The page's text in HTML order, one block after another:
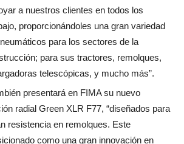
a nuestros clientes en todos los
proporcionándoles una gran variedad
para los sectores de la
para sus tractores, remolques,
telescópicas, y mucho más”.
presentará en FIMA su nuevo
radial Green XLR F77, “diseñados para
resistencia en remolques. Este
como una gran innovación en